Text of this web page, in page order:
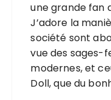
une grande fan
J’adore la
société sont
vue des sages-
modernes, et
Doll, que du